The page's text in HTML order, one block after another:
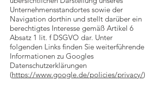
Unternehmensstandortes sowie der
Navigation dorthin und stellt darüber ein
berechtigtes Interesse gemäß Artikel 6
Absatz 1 lit. f DSGVO dar. Unter
folgenden Links finden Sie weiterführende
Informationen zu Googles
Datenschutzerklärungen
(https://www.google.de/policies/privacy/)